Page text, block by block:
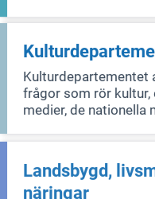
kultur i alla dess
kulturarvet ska
utvecklas.
Kulturdepartementet
frågor som rör kultur,
medier, de nationella
Landsbygd,
näringar